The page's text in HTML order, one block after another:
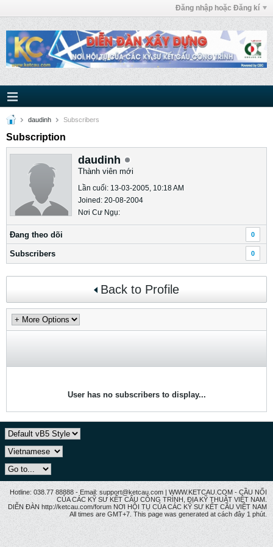
Đăng nhập hoặc Đăng kí
daudinh Subscribers
Subscription
daudinh
Thành viên mới
Lần cuối: 13-03-2005, 10:18 AM
Joined: 20-08-2004
Nơi Cư Ngụ:
Ðang theo dõi 0
Subscribers 0
Back to Profile
User has no subscribers to display...
Hotline: 038.77 88888 - Email: support@ketcau.com | WWW.KETCAU.COM - CẦU NỐI
CỦA CÁC KỸ SƯ KẾT CẤU CÔNG TRÌNH, ĐỊA KỸ THUẬT VIỆT NAM.
DIỄN ĐÀN http://ketcau.com/forum NƠI HỘI TỤ CỦA CÁC KỸ SƯ KẾT CÂU VIỆT NAM
All times are GMT+7. This page was generated at cách đây 1 phút.